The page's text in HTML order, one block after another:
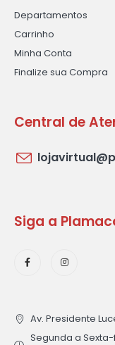
Departamentos
Carrinho
Minha Conta
Finalize sua Compra
Central de
Siga a
Av. Presidente
Segunda a Sexta-